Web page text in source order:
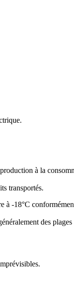
à la
transportés.
à -18°C
des